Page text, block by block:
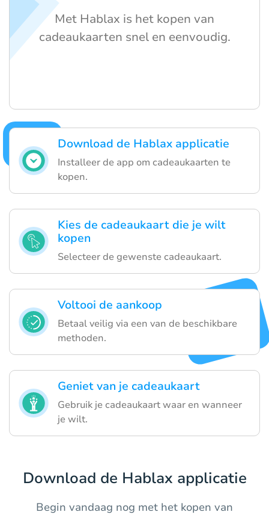
Download de Hablax applicatie
Installeer de app om cadeaukaarten te
kopen.
Kies de cadeaukaart die je wilt
kopen
Selecteer de gewenste cadeaukaart.
Voltooi de aankoop
Betaal veilig via een van de beschikbare
methoden.
Geniet van je cadeaukaart
Gebruik je cadeaukaart waar en wanneer
je wilt.
Met Hablax is het kopen van
cadeaukaarten snel en eenvoudig.
Download de Hablax applicatie
Begin vandaag nog met het kopen van